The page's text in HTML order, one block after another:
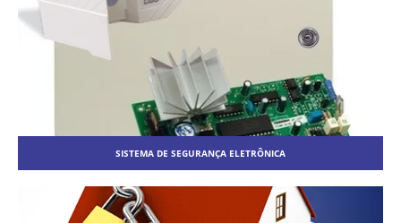
SISTEMA DE SEGURANÇA ELETRÔNICA